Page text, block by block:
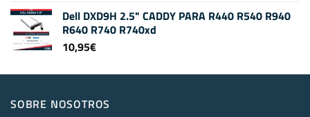
Dell DXD9H 2.5" CADDY PARA R440 R540 R940
R640 R740 R740xd
10,95€
SOBRE NOSOTROS